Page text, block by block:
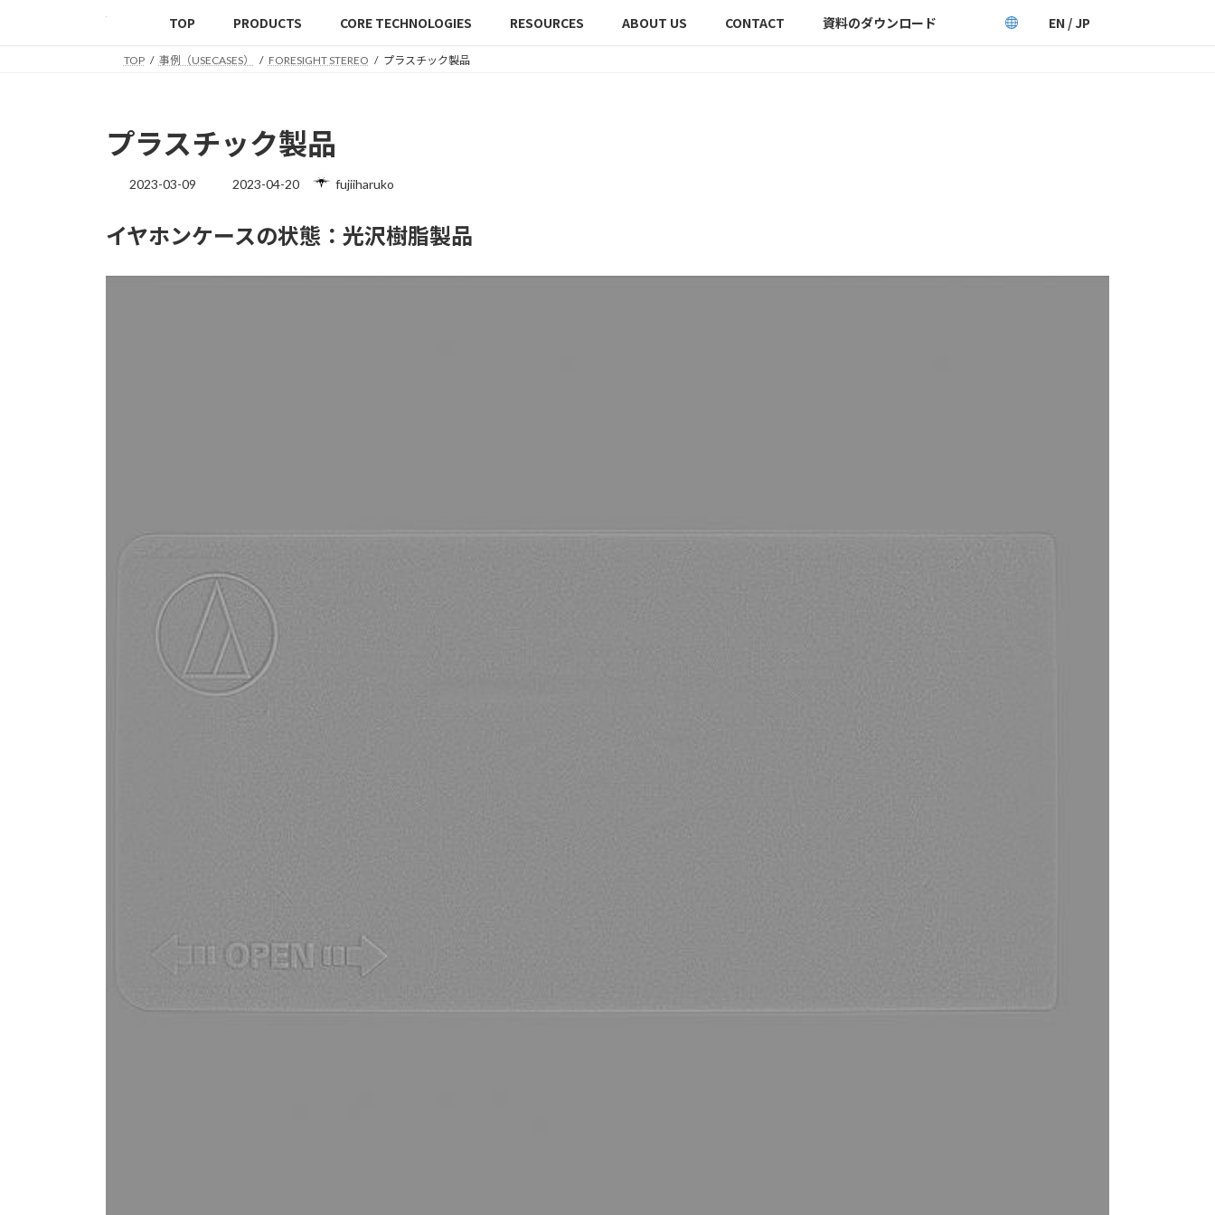
TOP PRODUCTS CORE TECHNOLOGIES RESOURCES ABOUT US CONTACT 資料のダウンロード EN / JP
TOP 事例（USECASES） FORESIGHT STEREO プラスチック製品
プラスチック製品
2023-03-09 2023-04-20 fujiiharuko
イヤホンケースの状態：光沢樹脂製品